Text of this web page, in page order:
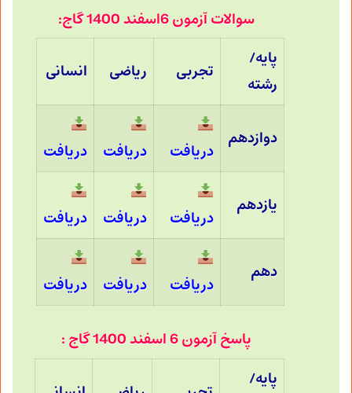
سوالات آزمون 6اسفند 1400 گاج:
پایه/
رشته
تجربی ریاضی انسانی
دوازدهم
دریافت دریافت دریافت
یازدهم
دریافت دریافت دریافت
دهم
دریافت دریافت دریافت
پاسخ آزمون 6 اسفند 1400 گاج :
پایه/